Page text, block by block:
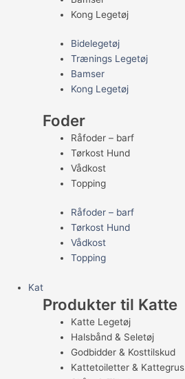
Kong Legetøj
Bidelegetøj
Trænings Legetøj
Bamser
Kong Legetøj
Foder
Råfoder – barf
Tørkost Hund
Vådkost
Topping
Råfoder – barf
Tørkost Hund
Vådkost
Topping
Kat
Produkter til Katte
Katte Legetøj
Halsbånd & Seletøj
Godbidder & Kosttilskud
Kattetoiletter & Kattegrus